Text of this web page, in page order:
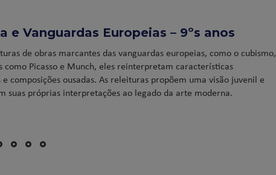
e Vanguardas Europeias – 9ºs anos
de obras marcantes das vanguardas europeias, como o cubismo,
Picasso e Munch, eles reinterpretam características
composições ousadas. As releituras propõem uma visão juvenil e
suas próprias interpretações ao legado da arte moderna.